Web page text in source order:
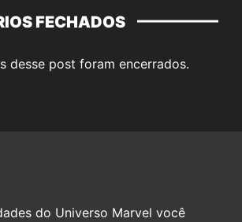
FECHADOS
desse post foram encerrados.
do Universo Marvel você